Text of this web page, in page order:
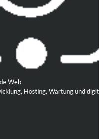
Web
Hosting, Wartung und